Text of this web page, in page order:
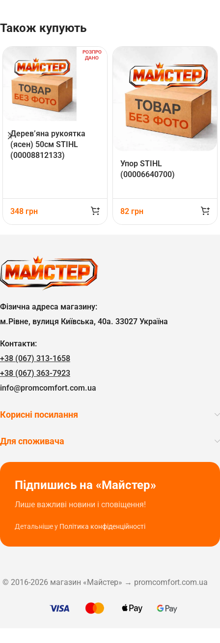
Також купують
РОЗПРО
ДАНО
Дерев’яна рукоятка
(ясен) 50см STIHL
(00008812133)
348 грн
Упор STIHL
(00006640700)
82 грн
Фізична адреса магазину:
м.Рівне, вулиця Київська, 40а. 33027 Україна
Контакти:
+38 (067) 313-1658
+38 (067) 363-7923
info@promcomfort.com.ua
Корисні посилання
Для споживача
Підпишись на «Майстер»
Лише важливі новини і сповіщення!
Детальніше у Політика конфіденційності
© 2016-2026 магазин «Майстер» → promcomfort.com.ua